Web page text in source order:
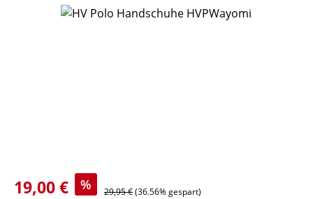
Bildergalerie überspringen
Verkaufspreis:
19,00 € % Regulärer Preis:
29,95 €(36.56% gespart)